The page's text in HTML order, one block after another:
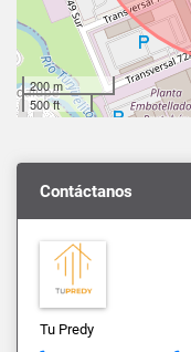
200 m
500 ft
Contáctanos
Tu Predy